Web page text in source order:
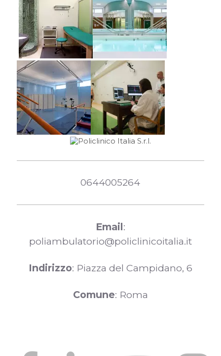
0644005264
Email:
poliambulatorio@policlinicoitalia.it
Indirizzo: Piazza del Campidano, 6
Comune: Roma